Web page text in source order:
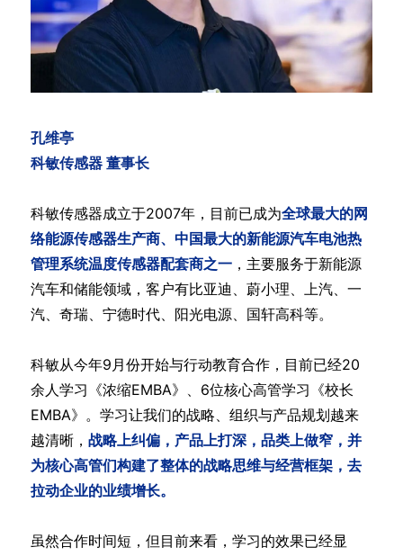
孔维亭
科敏传感器 董事长
科敏传感器成立于2007年，目前已成为全球最大的网
络能源传感器生产商、中国最大的新能源汽车电池热
管理系统温度传感器配套商之一，主要服务于新能源
汽车和储能领域，客户有比亚迪、蔚小理、上汽、一
汽、奇瑞、宁德时代、阳光电源、国轩高科等。
科敏从今年9月份开始与行动教育合作，目前已经20
余人学习《浓缩EMBA》、6位核心高管学习《校长
EMBA》。学习让我们的战略、组织与产品规划越来
越清晰， 战略上纠偏，产品上打深，品类上做窄，并
为核心高管们构建了整体的战略思维与经营框架，去
拉动企业的业绩增长。
虽然合作时间短，但目前来看，学习的效果已经显